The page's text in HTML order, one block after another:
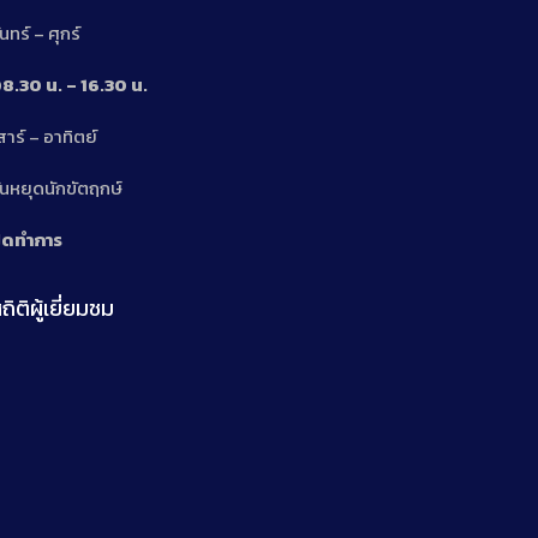
ทร์ – ศุกร์
น. – 16.30 น.
าร์ – อาทิตย์
หยุดนักขัตฤกษ์
ทำการ
ติผู้เยี่ยมชม